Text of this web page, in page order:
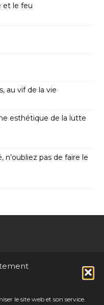
le site web et son service.
et le feu
au vif de la vie
esthétique de la lutte
n’oubliez pas de faire le